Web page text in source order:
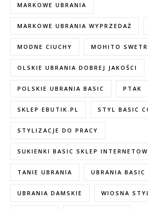
MARKOWE UBRANIA
MARKOWE UBRANIA WYPRZEDAŻ
MODNE CIUCHY MOHITO
OLSKIE UBRANIA DOBREJ JAKOŚCI
POLSKIE UBRANIA BASIC PTAK
SKLEP EBUTIK.PL STYL BASIC
STYLIZACJE DO PRACY
SUKIENKI BASIC SKLEP
TANIE UBRANIA UBRANIA BASIC
UBRANIA DAMSKIE WIOSNA